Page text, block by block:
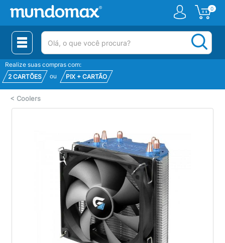
0
(pesquisar)
Realize suas compras com:
2 CARTÕES
ou PIX + CARTÃO
< Coolers